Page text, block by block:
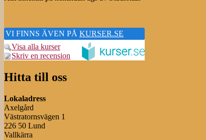
VI FINNS ÄVEN PÅ KURSER.SE
Visa alla kurser
Skriv en recension
Hitta till oss
Lokaladress
Axelgård
Västratornsvägen 1
226 50 Lund
Vallkärra